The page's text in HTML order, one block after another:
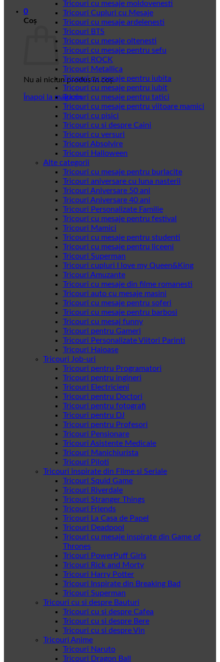
0
Coș
Nu ai niciun produs în coș.
Înapoi la magazin
Tricouri cu mesaje moldovenesti
Tricouri Cupluri cu Mesaje
Tricouri cu mesaje ardelenesti
Tricouri BTS
Tricouri cu mesaje oltenesti
Tricouri cu mesaje pentru sefu
Tricouri ROCK
Tricouri Metallica
Tricouri cu mesaje pentru iubita
Tricouri cu mesaje pentru iubit
Tricouri cu mesaje pentru tatici
Tricouri cu mesaje pentru viitoare mamici
Tricouri cu pisici
Tricouri cu si despre Caini
Tricouri cu versuri
Tricouri Absolvire
Tricouri Halloween
Alte categorii
Tricouri cu mesaje pentru burlacite
Tricouri aniversare cu luna nasterii
Tricouri Aniversare 50 ani
Tricouri Aniversare 40 ani
Tricouri Personalizate Familie
Tricouri cu mesaje pentru festival
Tricouri Mamici
Tricouri cu mesaje pentru studenti
Tricouri cu mesaje pentru liceeni
Tricouri Superman
Tricouri cupluri I love my Queen&King
Tricouri Amuzante
Tricouri cu mesaje din filme romanesti
Tricouri auto cu mesaje masini
Tricouri cu mesaje pentru soferi
Tricouri cu mesaje pentru barbosi
Tricouri cu mesaj funny
Tricouri pentru Gameri
Tricouri Personalizate Viitori Parinti
Tricouri Haioase
Tricouri Job-uri
Tricouri pentru Programatori
Tricouri pentru ingineri
Tricouri Electricieni
Tricouri pentru Doctori
Tricouri pentru fotografi
Tricouri pentru DJ
Tricouri pentru Profesori
Tricouri Pensionare
Tricouri Asistente Medicale
Tricouri Manichiurista
Tricouri Piloti
Tricouri inspirate din Filme si Seriale
Tricouri Squid Game
Tricouri Riverdale
Tricouri Stranger Things
Tricouri Friends
Tricouri La Casa de Papel
Tricouri Deadpool
Tricouri cu mesaje inspirate din Game of
Thrones
Tricouri PowerPuff Girls
Tricouri Rick and Morty
Tricouri Harry Potter
Tricouri Inspirate din Breaking Bad
Tricouri Superman
Tricouri cu si despre Bauturi
Tricouri cu si despre Cafea
Tricouri cu si despre Bere
Tricouri cu si despre Vin
Tricouri Anime
Tricouri Naruto
Tricouri Dragon Ball